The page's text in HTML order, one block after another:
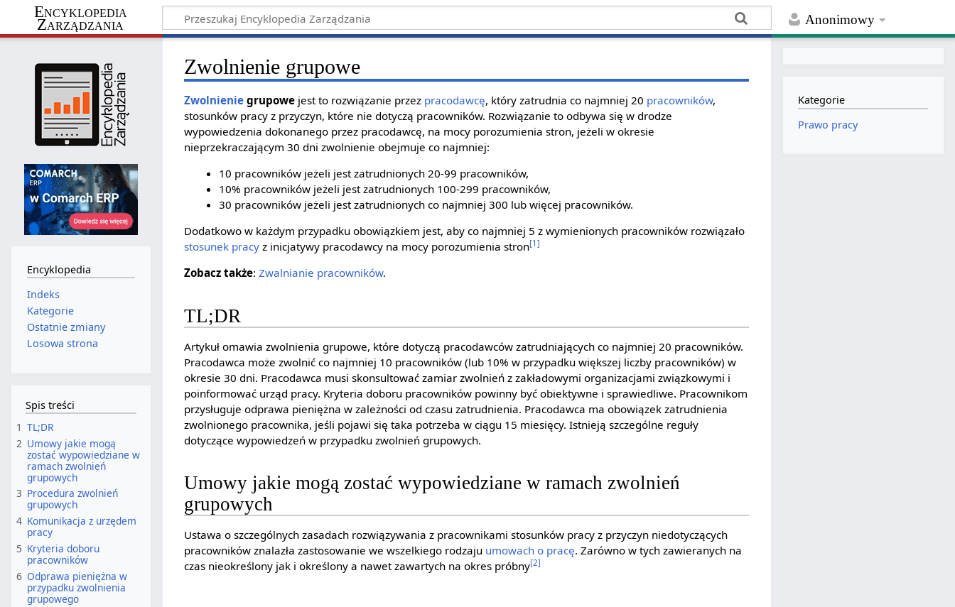
Anonimowy
Encyklopedia
Zarządzania
Zwolnienie grupowe
Zwolnienie grupowe jest to rozwiązanie przez pracodawcę, który zatrudnia co najmniej 20 pracowników,
stosunków pracy z przyczyn, które nie dotyczą pracowników. Rozwiązanie to odbywa się w drodze
wypowiedzenia dokonanego przez pracodawcę, na mocy porozumienia stron, jeżeli w okresie
nieprzekraczającym 30 dni zwolnienie obejmuje co najmniej:
10 pracowników jeżeli jest zatrudnionych 20-99 pracowników,
10% pracowników jeżeli jest zatrudnionych 100-299 pracowników,
30 pracowników jeżeli jest zatrudnionych co najmniej 300 lub więcej pracowników.
Dodatkowo w każdym przypadku obowiązkiem jest, aby co najmniej 5 z wymienionych pracowników rozwiązało
stosunek pracy z inicjatywy pracodawcy na mocy porozumienia stron[1]
Zobacz także:Zwalnianie pracowników.
TL;DR
Artykuł omawia zwolnienia grupowe, które dotyczą pracodawców zatrudniających co najmniej 20 pracowników.
Pracodawca może zwolnić co najmniej 10 pracowników (lub 10% w przypadku większej liczby pracowników) w
okresie 30 dni. Pracodawca musi skonsultować zamiar zwolnień z zakładowymi organizacjami związkowymi i
poinformować urząd pracy. Kryteria doboru pracowników powinny być obiektywne i sprawiedliwe. Pracownikom
przysługuje odprawa pieniężna w zależności od czasu zatrudnienia. Pracodawca ma obowiązek zatrudnienia
zwolnionego pracownika, jeśli pojawi się taka potrzeba w ciągu 15 miesięcy. Istnieją szczególne reguły
dotyczące wypowiedzeń w przypadku zwolnień grupowych.
Umowy jakie mogą zostać wypowiedziane w ramach zwolnień
grupowych
Ustawa o szczególnych zasadach rozwiązywania z pracownikami stosunków pracy z przyczyn niedotyczących
pracowników znalazła zastosowanie we wszelkiego rodzaju umowach o pracę. Zarówno w tych zawieranych na
czas nieokreślony jak i określony a nawet zawartych na okres próbny[2]
Encyklopedia
Indeks
Kategorie
Ostatnie zmiany
Losowa strona
Spis treści
1 TL;DR
2 Umowy jakie mogą
zostać wypowiedziane w
ramach zwolnień
grupowych
3 Procedura zwolnień
grupowych
4 Komunikacja z urzędem
pracy
5 Kryteria doboru
pracowników
6 Odprawa pieniężna w
przypadku zwolnienia
grupowego
Kategorie
Prawo pracy